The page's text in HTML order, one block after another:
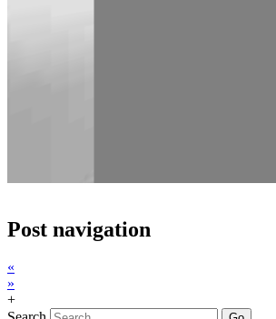
Post navigation
«
»
+